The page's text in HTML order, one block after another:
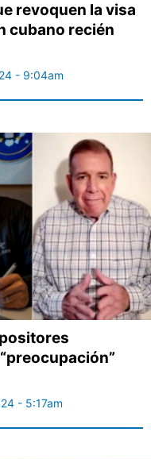
revoquen la visa
cubano recién
- 9:04am
- 5:17am